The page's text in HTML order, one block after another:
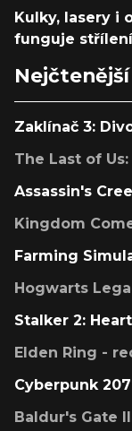
Kulky, lasery i
funguje střílení
Zaklínač 3:
The Last of
Assassin's
Kingdom
Farming
Hogwarts
Stalker 2:
Elden Ring -
Cyberpunk
Baldur's Gate